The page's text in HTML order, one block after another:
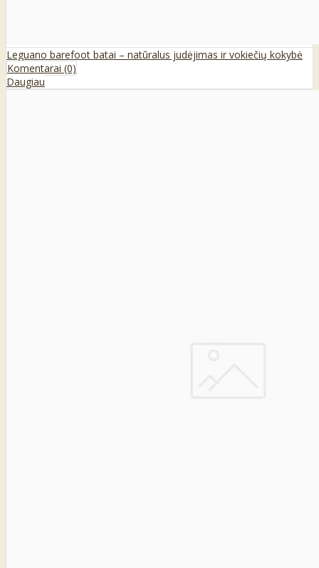
Leguano barefoot batai – natūralus judėjimas ir vokiečių kokybė
Komentarai (0)
Daugiau